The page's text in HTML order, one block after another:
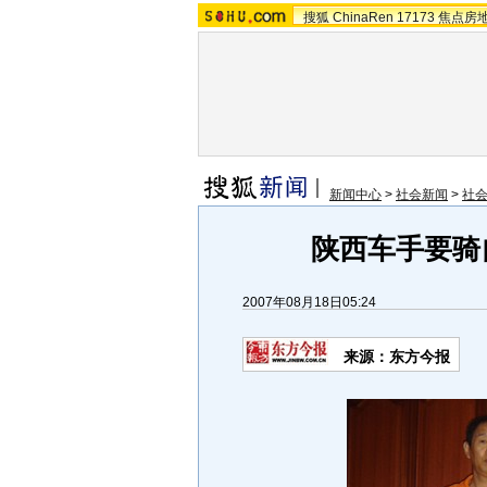
搜狐 ChinaRen 17173 焦点房
新闻中心 > 社会新闻 > 社
陕西车手要
2007年08月18日05:24
来源：东方今报